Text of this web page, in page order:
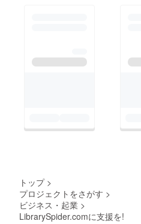
トップ >
プロジェクトをさがす >
ビジネス・起業 >
LibrarySpider.comに支援を!